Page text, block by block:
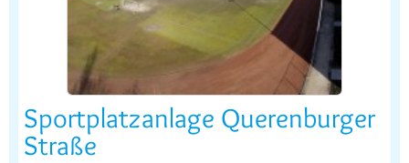
Sportplatzanlage Querenburger
Straße